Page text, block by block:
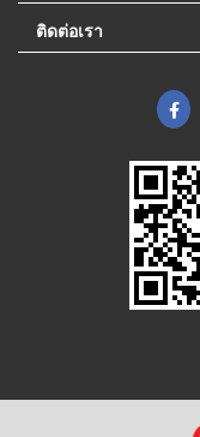
ติดต่อเรา